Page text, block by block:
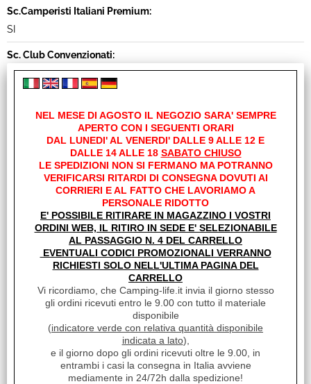
Sc.Camperisti Italiani Premium:
SI
Sc. Club Convenzionati:
NO
Disponibilità:
Disponibile
consegna in 24/72h
1,120 Kg
Stampa
NEL MESE DI AGOSTO IL NEGOZIO SARA' SEMPRE
APERTO CON I SEGUENTI ORARI
DAL LUNEDI' AL VENERDI' DALLE 9 ALLE 12 E
DALLE 14 ALLE 18 SABATO CHIUSO
LE SPEDIZIONI NON SI FERMANO MA POTRANNO
VERIFICARSI RITARDI DI CONSEGNA DOVUTI AI
CORRIERI E AL FATTO CHE LAVORIAMO A
PERSONALE RIDOTTO
E' POSSIBILE RITIRARE IN MAGAZZINO I VOSTRI
ORDINI WEB, IL RITIRO IN SEDE E' SELEZIONABILE
AL PASSAGGIO N. 4 DEL CARRELLO
EVENTUALI CODICI PROMOZIONALI VERRANNO
RICHIESTI SOLO NELL'ULTIMA PAGINA DEL
CARRELLO
Vi ricordiamo, che Camping-life.it invia il giorno stesso
gli ordini ricevuti entro le 9.00 con tutto il materiale
disponibile
(indicatore verde con relativa quantità disponibile
indicata a lato),
e il giorno dopo gli ordini ricevuti oltre le 9.00, in
entrambi i casi la consegna in Italia avviene
mediamente in 24/72h dalla spedizione!